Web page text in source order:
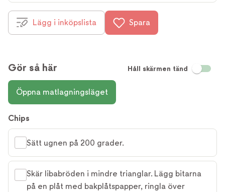
Lägg i inköpslista Spara
Gör så här Håll skärmen tänd
Öppna matlagningsläget
Chips
Sätt ugnen på 200 grader.
Skär libabröden i mindre trianglar. Lägg bitarna
på en plåt med bakplåtspapper, ringla över